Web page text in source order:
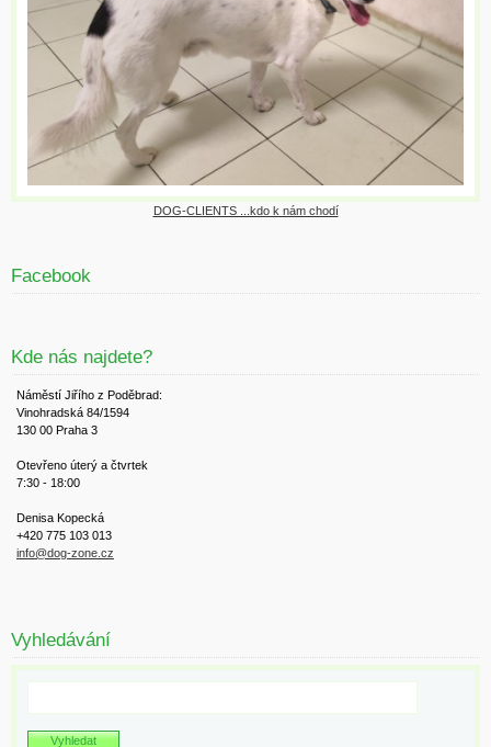
DOG-CLIENTS ...kdo k nám chodí
Facebook
Kde nás najdete?
Náměstí Jiřího z Poděbrad:
Vinohradská 84/1594
130 00 Praha 3
Otevřeno úterý a čtvrtek
7:30 - 18:00
Denisa Kopecká
+420 775 103 013
info@dog-zone.cz
Vyhledávání